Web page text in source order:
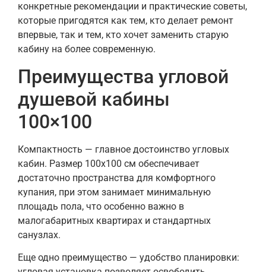
конкретные рекомендации и практические советы,
которые пригодятся как тем, кто делает ремонт
впервые, так и тем, кто хочет заменить старую
кабину на более современную.
Преимущества угловой
душевой кабины
100×100
Компактность — главное достоинство угловых
кабин. Размер 100х100 см обеспечивает
достаточно пространства для комфортного
купания, при этом занимает минимальную
площадь пола, что особенно важно в
малогабаритных квартирах и стандартных
санузлах.
Еще одно преимущество — удобство планировки: